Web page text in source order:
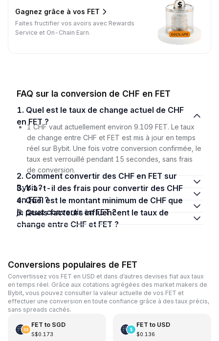
Gagnez grâce à vos FET
Faites fructifier vos avoirs avec Rewards
Service et On-Chain Earn.
FAQ sur la conversion de CHF en FET
1. Quel est le taux de change actuel de CHF
en FET ?
1 CHF vaut actuellement environ 9.109 FET. Le taux
de change entre CHF et FET est mis à jour en temps
réel sur Bybit. Une fois votre conversion confirmée, le
taux est verrouillé pendant 15 secondes, sans frais
de conversion.
2. Comment convertir des CHF en FET sur
Bybit ?
3. Y a-t-il des frais pour convertir des CHF
en FET ?
4. Quel est le montant minimum de CHF que
je peux convertir en FET ?
5. Quels facteurs influencent le taux de
change entre CHF et FET ?
Conversions populaires de FET
Convertissez vos FET en USD et dans d’autres devises fiat aux taux
en temps réel. Grâce aux cotations agrégées des market makers de
Bybit, vous pouvez consulter la valeur actuelle de vos FET et
effectuer une conversion en toute confiance grâce à des taux précis,
sans spreads cachés.
FET to SGD
S$0.173
FET to USD
$0.136